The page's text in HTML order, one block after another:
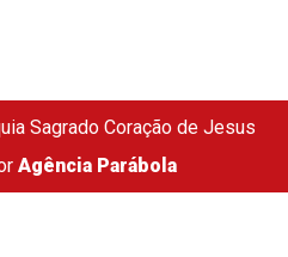
Sagrado Coração de Jesus
Agência Parábola